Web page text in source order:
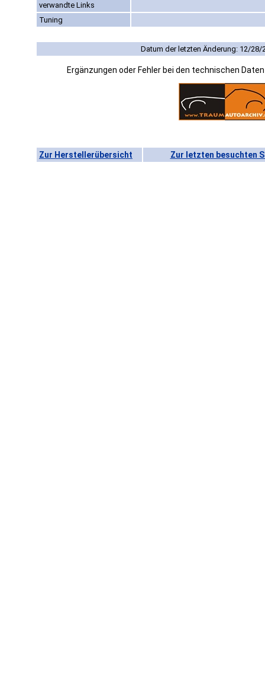
verwandte Links
Tuning
Datum der letzten Änderung: 12/28/
Ergänzungen oder Fehler bei den technischen
Zur Herstellerübersicht Zur letzten besuchten